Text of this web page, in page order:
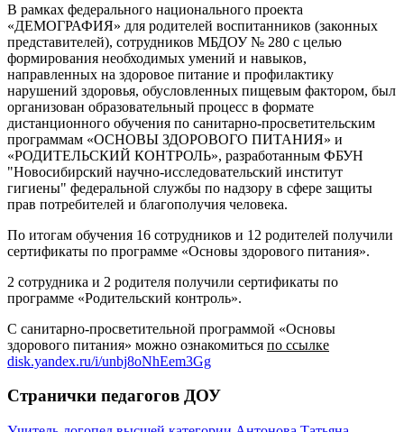
В рамках федерального национального проекта
«ДЕМОГРАФИЯ» для родителей воспитанников (законных
представителей), сотрудников МБДОУ № 280 с целью
формирования необходимых умений и навыков,
направленных на здоровое питание и профилактику
нарушений здоровья, обусловленных пищевым фактором, был
организован образовательный процесс в формате
дистанционного обучения по санитарно-просветительским
программам «ОСНОВЫ ЗДОРОВОГО ПИТАНИЯ» и
«РОДИТЕЛЬСКИЙ КОНТРОЛЬ», разработанным ФБУН
"Новосибирский научно-исследовательский институт
гигиены" федеральной службы по надзору в сфере защиты
прав потребителей и благополучия человека.
По итогам обучения 16 сотрудников и 12 родителей получили
сертификаты по программе «Основы здорового питания».
2 сотрудника и 2 родителя получили сертификаты по
программе «Родительский контроль».
С санитарно-просветительной программой «Основы
здорового питания» можно ознакомиться по ссылке
disk.yandex.ru/i/unbj8oNhEem3Gg
Странички педагогов ДОУ